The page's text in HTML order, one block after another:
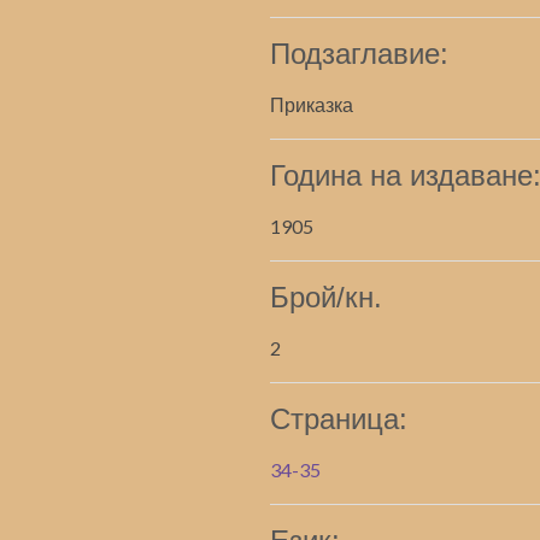
Подзаглавие:
Приказка
Година на издаване:
1905
Брой/кн.
2
Страница:
34-35